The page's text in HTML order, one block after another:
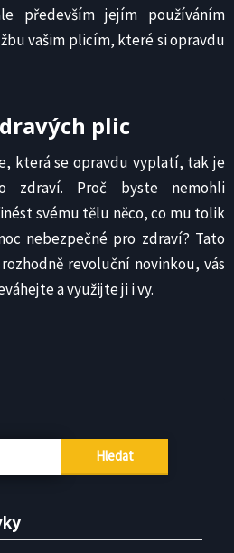
především jejím používáním
vašim plicím, které si opravdu
plic
která se opravdu vyplatí, tak je
zdraví. Proč byste nemohli
svému tělu něco, co mu tolik
nebezpečné pro zdraví? Tato
revoluční novinkou, vás
a využijte ji i vy.